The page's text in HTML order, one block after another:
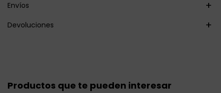
Envíos
Devoluciones
Productos que te pueden interesar